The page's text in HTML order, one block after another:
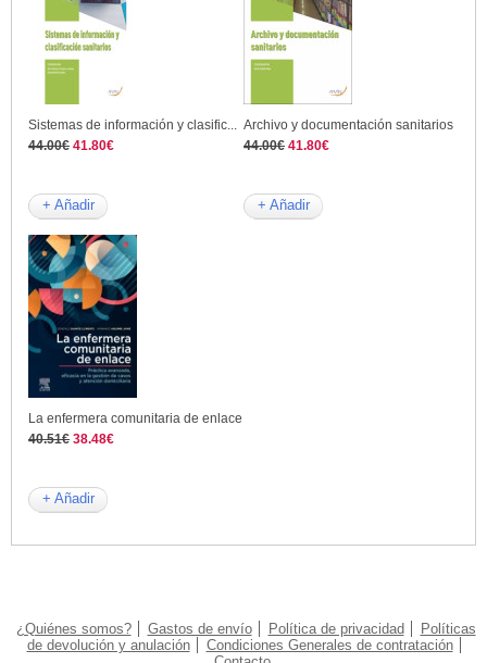
Sistemas de información y clasific...
44.00€ 41.80€
+ Añadir
Archivo y documentación sanitarios
44.00€ 41.80€
+ Añadir
La enfermera comunitaria de enlace
40.51€ 38.48€
+ Añadir
¿Quiénes somos? Gastos de envío Política de privacidad
Políticas
de devolución y anulación
Condiciones Generales de contratación